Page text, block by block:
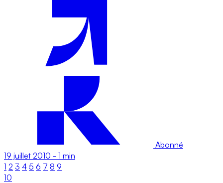
Abonné
19 juillet 2010 - 1 min
1 2 3 4 5 6 7 8 9
10